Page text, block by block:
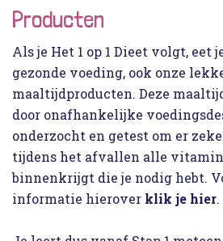
Producten
Als je Het 1 op 1 Dieet volgt, eet
gezonde voeding, ook onze
maaltijdproducten. Deze
door onafhankelijke
onderzocht en getest om er
tijdens het afvallen alle
binnenkrijgt die je nodig hebt.
informatie hierover klik je hier.